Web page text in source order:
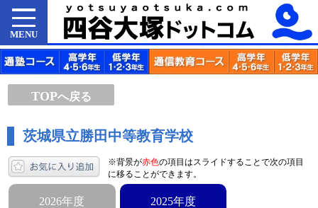
MENU
TOPへ戻る
茨城県立勝田中等教育学校
※背景が赤色の項目はスライドすることで次の項目
に移ることができます。
2026年度 2025年度